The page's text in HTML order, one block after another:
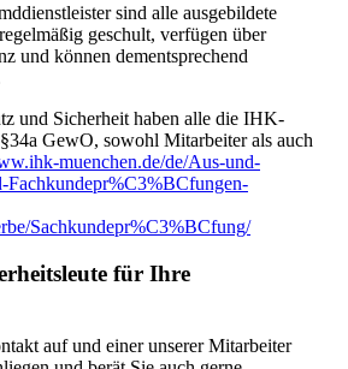
sind alle ausgebildete
geschult, verfügen über
und können dementsprechend
und Sicherheit haben alle die IHK-
GewO, sowohl Mitarbeiter als auch
muenchen.de/de/Aus-und-
Fachkundepr%C3%BCfungen-
Sachkundepr%C3%BCfung/
für Ihre
auf und einer unserer Mitarbeiter